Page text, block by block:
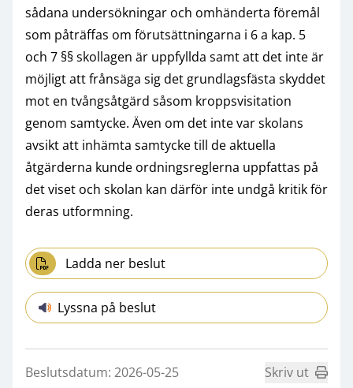
sådana undersökningar och omhänderta föremål
som påträffas om förutsättningarna i 6 a kap. 5
och 7 §§ skollagen är uppfyllda samt att det inte är
möjligt att frånsäga sig det grundlagsfästa skyddet
mot en tvångsåtgärd såsom kroppsvisitation
genom samtycke. Även om det inte var skolans
avsikt att inhämta samtycke till de aktuella
åtgärderna kunde ordningsreglerna uppfattas på
det viset och skolan kan därför inte undgå kritik för
deras utformning.
Ladda ner beslut
Lyssna på beslut
Beslutsdatum: 2026-05-25 Skriv ut